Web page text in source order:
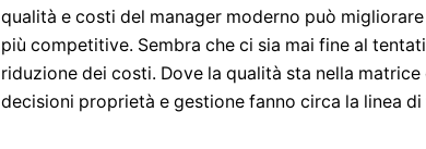
qualità e costi del manager moderno può
più competitive. Sembra che ci sia mai fine al
riduzione dei costi. Dove la qualità sta nella
decisioni proprietà e gestione fanno circa la linea